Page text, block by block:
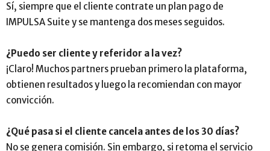
Sí, siempre que el cliente contrate un plan pago de
IMPULSA Suite y se mantenga dos meses seguidos.
¿Puedo ser cliente y referidor a la vez?
¡Claro! Muchos partners prueban primero la plataforma,
obtienen resultados y luego la recomiendan con mayor
convicción.
¿Qué pasa si el cliente cancela antes de los 30 días?
No se genera comisión. Sin embargo, si retoma el servicio